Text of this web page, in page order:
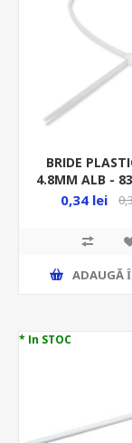
BRIDE
4.8MM ALB -
0,34 lei
ADAUGĂ
* In STOC